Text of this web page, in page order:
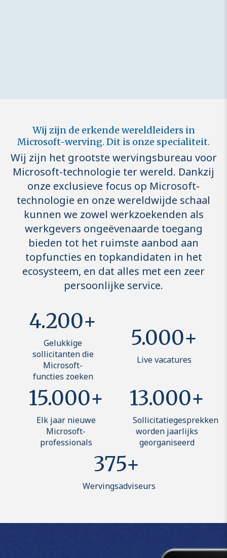
Wij zijn de erkende wereldleiders in
Microsoft-werving. Dit is onze specialiteit.
Wij zijn het grootste wervingsbureau voor
Microsoft-technologie ter wereld. Dankzij
onze exclusieve focus op Microsoft-
technologie en onze wereldwijde schaal
kunnen we zowel werkzoekenden als
werkgevers ongeëvenaarde toegang
bieden tot het ruimste aanbod aan
topfuncties en topkandidaten in het
ecosysteem, en dat alles met een zeer
persoonlijke service.
4.200+
Gelukkige
sollicitanten die
Microsoft-
functies zoeken
5.000+
Live vacatures
15.000+
Elk jaar nieuwe
Microsoft-
professionals
13.000+
Sollicitatiegesprekken
worden jaarlijks
georganiseerd
375+
Wervingsadviseurs